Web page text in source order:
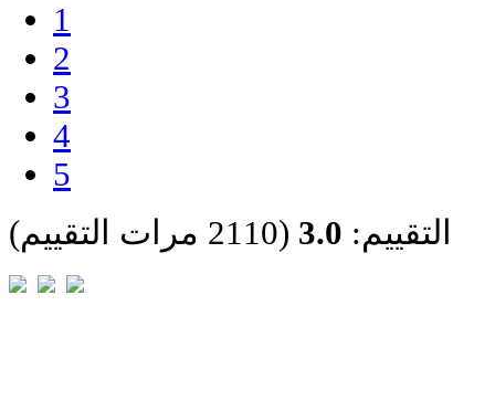
1
2
3
4
5
التقييم: 3.0 (2110 مرات التقييم)